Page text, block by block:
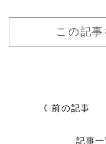
この記
《 前の記事
記事